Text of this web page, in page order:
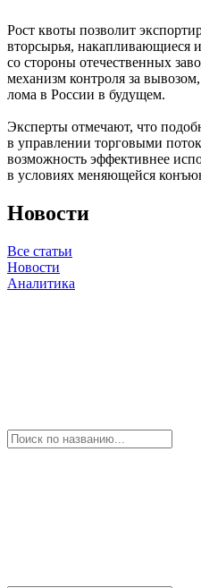
Рост квоты позволит
вторсырья, накапливающиеся
со стороны отечественных
механизм контроля за
лома в России в будущем.
Эксперты отмечают, что
в управлении торговыми
возможность эффективнее
в условиях меняющейся
Новости
Все статьи
Новости
Аналитика